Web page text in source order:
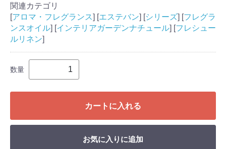
関連カテゴリ
[アロマ・フレグランス] [エステバン] [シリーズ] [フレグラ
ンスオイル] [インテリアガーデンナチュール] [フレシュー
ルリネン]
数量
カートに入れる
お気に入りに追加